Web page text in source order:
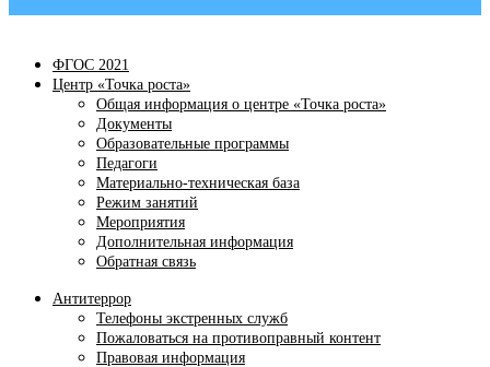
ФГОС 2021
Центр «Точка роста»
Общая информация о центре «Точка роста»
Документы
Образовательные программы
Педагоги
Материально-техническая база
Режим занятий
Мероприятия
Дополнительная информация
Обратная связь
Антитеррор
Телефоны экстренных служб
Пожаловаться на противоправный контент
Правовая информация